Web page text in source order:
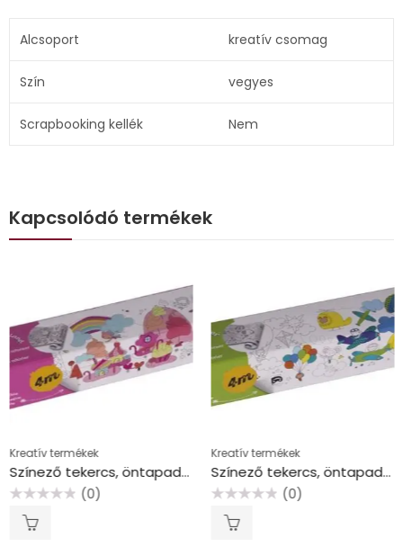
Alcsoport kreatív csomag
Szín vegyes
Scrapbooking kellék Nem
Kapcsolódó termékek
Kreatív termékek
Színező tekercs, öntapadó, APLI Kids “Magic candy land”, cukorország
(0)
Kreatív termékek
Színező tekercs, öntapadó, APLI Kids “Globe trotter”, közlekedés
(0)